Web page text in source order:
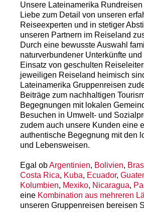
Unsere Lateinamerika Rundreisen
Liebe zum Detail von unseren
Reiseexperten und in stetiger
unseren Partnern im Reiseland
Durch eine bewusste Auswahl
naturverbundener Unterkünfte
Einsatz von geschulten
jeweiligen Reiseland heimisch
Lateinamerika Gruppenreisen
Beiträge zum nachhaltigen
Begegnungen mit lokalen
Besuchen in Umwelt- und
zudem auch unsere Kunden eine
authentische Begegnung mit den
und Lebensweisen.
Egal obArgentinien, Bolivien,
Costa Rica, Kuba, Ecuador,
Kolumbien, Mexiko, Nicaragua,
eine Kombination aus mehreren
unseren Gruppenreisen bereisen